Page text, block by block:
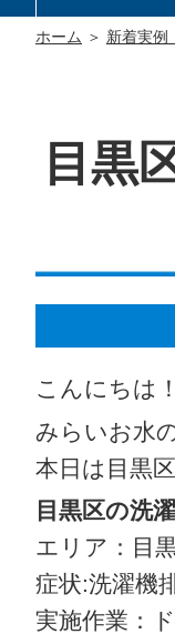
ホーム ＞ 新着実例
目黒
こんにちは！
みらいお水
本日は目黒
目黒区の洗
エリア：目
症状:洗濯機
実施作業：